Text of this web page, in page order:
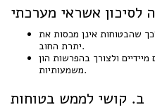
לסיכון אשראי מערכתי
שהבטוחות אינן מכסות את
יתרת החוב.
מיידיים ולצורך בהפרשות הון
משמעותיות.
ב. קושי לממש בטוחות